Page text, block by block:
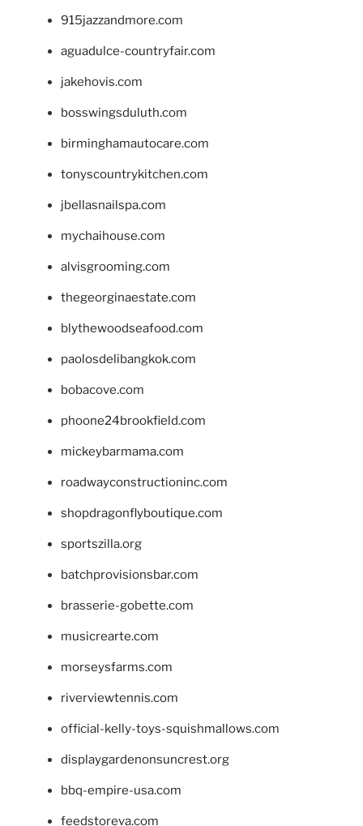
915jazzandmore.com
aguadulce-countryfair.com
jakehovis.com
bosswingsduluth.com
birminghamautocare.com
tonyscountrykitchen.com
jbellasnailspa.com
mychaihouse.com
alvisgrooming.com
thegeorginaestate.com
blythewoodseafood.com
paolosdelibangkok.com
bobacove.com
phoone24brookfield.com
mickeybarmama.com
roadwayconstructioninc.com
shopdragonflyboutique.com
sportszilla.org
batchprovisionsbar.com
brasserie-gobette.com
musicrearte.com
morseysfarms.com
riverviewtennis.com
official-kelly-toys-squishmallows.com
displaygardenonsuncrest.org
bbq-empire-usa.com
feedstoreva.com